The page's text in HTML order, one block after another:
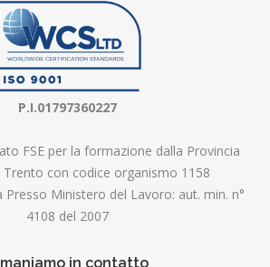
P.I.01797360227
FSE per la formazione dalla Provincia
con codice organismo 1158
Presso Ministero del Lavoro: aut. min. n°
4108 del 2007
in contatto